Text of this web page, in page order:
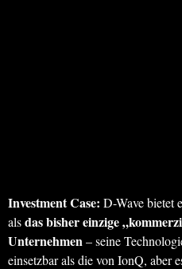
Investment Case: D-Wave bietet
alsdas bisher einzige
Unternehmen– seine
einsetzbar als die von IonQ, aber